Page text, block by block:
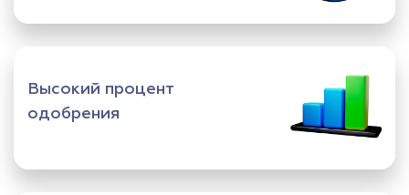
Высокий процент
одобрения